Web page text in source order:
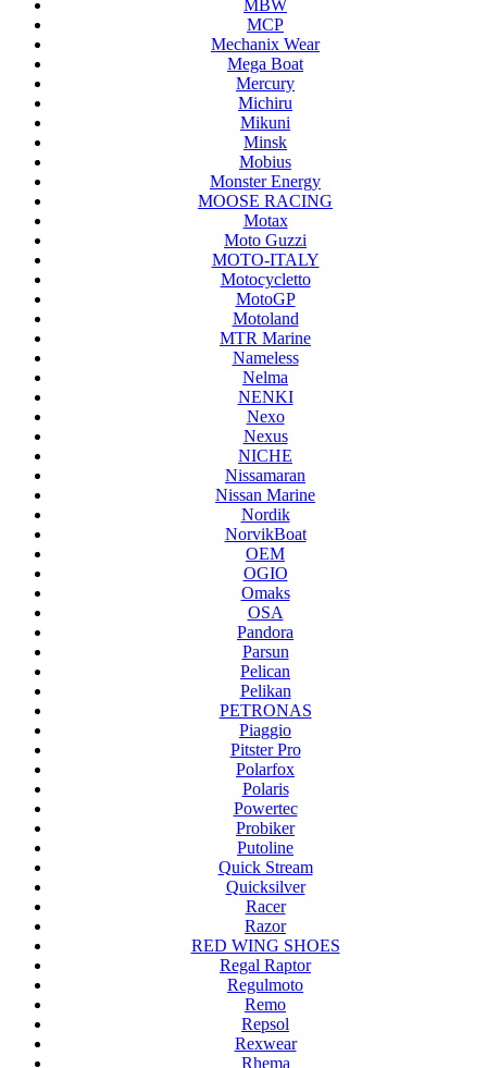
MBW
MCP
Mechanix Wear
Mega Boat
Mercury
Michiru
Mikuni
Minsk
Mobius
Monster Energy
MOOSE RACING
Motax
Moto Guzzi
MOTO-ITALY
Motocycletto
MotoGP
Motoland
MTR Marine
Nameless
Nelma
NENKI
Nexo
Nexus
NICHE
Nissamaran
Nissan Marine
Nordik
NorvikBoat
OEM
OGIO
Omaks
OSA
Pandora
Parsun
Pelican
Pelikan
PETRONAS
Piaggio
Pitster Pro
Polarfox
Polaris
Powertec
Probiker
Putoline
Quick Stream
Quicksilver
Racer
Razor
RED WING SHOES
Regal Raptor
Regulmoto
Remo
Repsol
Rexwear
Rhema